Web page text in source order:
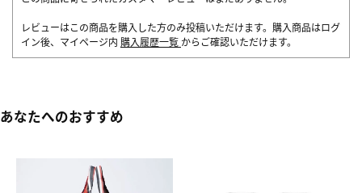
レビューはこの商品を購入した方のみ投稿いただけます。購入商品はログ
イン後、マイページ内 購入履歴一覧 からご確認いただけます。
あなたへのおすすめ